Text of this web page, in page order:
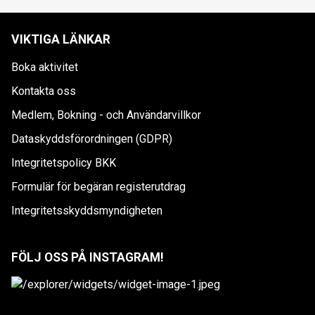
VIKTIGA LÄNKAR
Boka aktivitet
Kontakta oss
Medlem, Bokning - och Användarvillkor
Dataskyddsförordningen (GDPR)
Integritetspolicy BKK
Formulär för begäran registerutdrag
Integritetsskyddsmyndigheten
FÖLJ OSS PÅ INSTAGRAM!